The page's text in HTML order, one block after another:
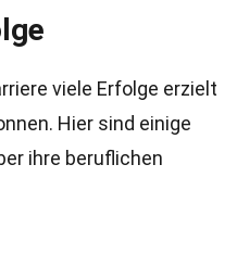
viele Erfolge erzielt
Hier sind einige
ihre beruflichen